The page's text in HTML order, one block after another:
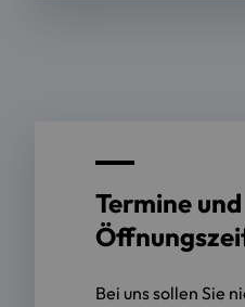
Termine und
Bei uns sollen Sie